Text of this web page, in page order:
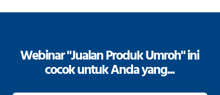
Webinar "Jualan Produk Umroh" ini
cocok untuk Anda yang...